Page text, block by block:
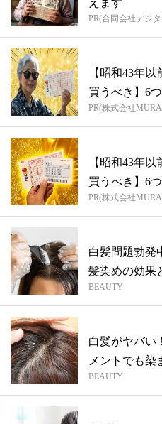
えます
PR(合同会社デジ
【昭和43年
買うべき】6
方...
PR(株式会社
【昭和43年
買うべき】6
方...
PR(株式会社
白髪問題勃発
髪染めの効果
BEAUTY
白髪がヤバい
メントでも染
BEAUTY